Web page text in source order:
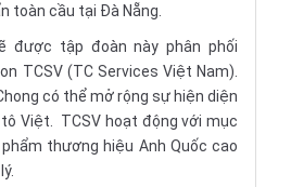
toàn cầu tại Đà Nẵng.
được tập đoàn này phân phối
TCSV (TC Services Việt Nam).
có thể mở rộng sự hiện diện
Việt. TCSV hoạt động với mục
thương hiệu Anh Quốc cao